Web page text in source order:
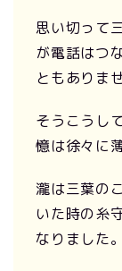
思い切って
が電話はつ
ともありま
そうこうし
憶は徐々に
瀧は三葉の
いた時の糸
なりました。